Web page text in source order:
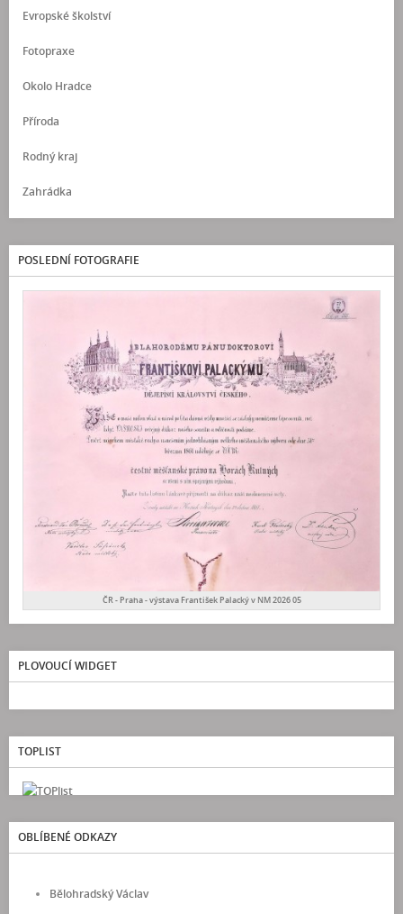
Evropské školství
Fotopraxe
Okolo Hradce
Příroda
Rodný kraj
Zahrádka
POSLEDNÍ FOTOGRAFIE
ČR - Praha - výstava František Palacký v NM 2026 05
PLOVOUCÍ WIDGET
TOPLIST
OBLÍBENÉ ODKAZY
Bělohradský Václav